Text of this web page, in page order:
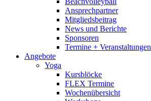
Ansprechpartner
Mitgliedsbeitrag
News und Berichte
Sponsoren
Termine + Veranstaltungen
Angebote
Yoga
Kursblöcke
FLEX Termine
Wochenübersicht